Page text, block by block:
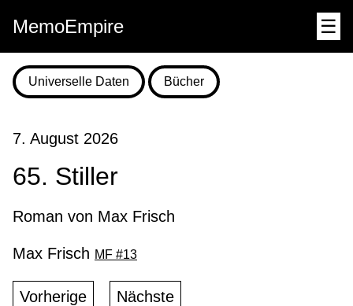
MemoEmpire ☰
Universelle Daten Bücher
7. August 2026
65. Stiller
Roman von Max Frisch
Max Frisch MF #13
Vorherige Nächste